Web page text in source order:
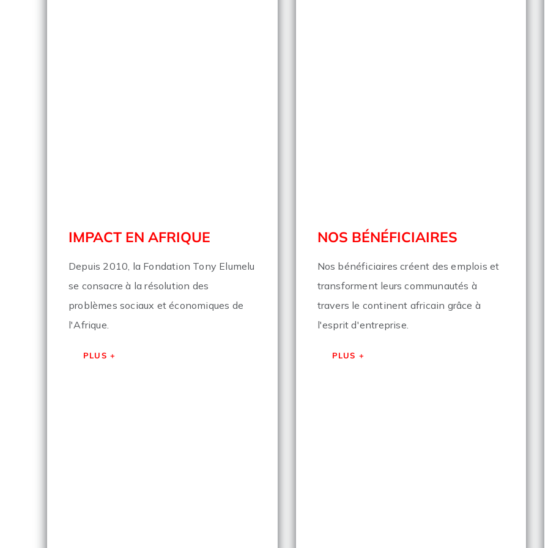
IMPACT EN AFRIQUE
Depuis 2010, la Fondation Tony Elumelu
se consacre à la résolution des
problèmes sociaux et économiques de
l'Afrique.
PLUS +
NOS BÉNÉFICIAIRES
Nos bénéficiaires créent des emplois et
transforment leurs communautés à
travers le continent africain grâce à
l'esprit d'entreprise.
PLUS +